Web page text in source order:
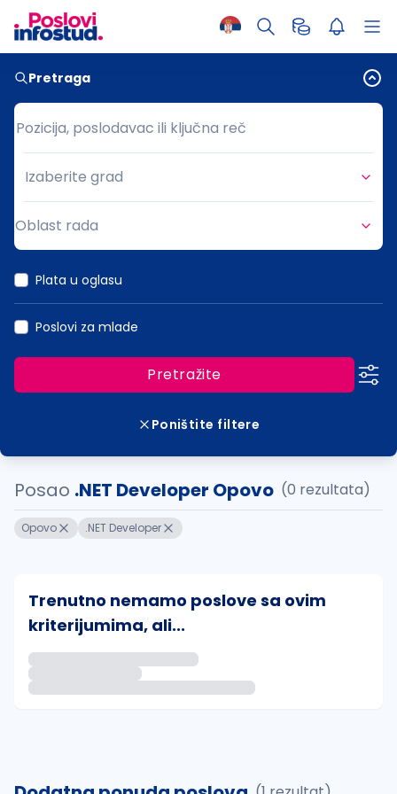
Pretraga
Pozicija, poslodavac ili ključna reč
Pozicija, poslodavac ili ključna reč
Grad
Izaberite grad
Oblast rada
Plata u oglasu
Poslovi za mlade
Pretražite
Poništite filtere
Posao .NET Developer Opovo (0 rezultata)
Opovo .NET Developer
Trenutno nemamo poslove sa ovim
kriterijumima, ali...